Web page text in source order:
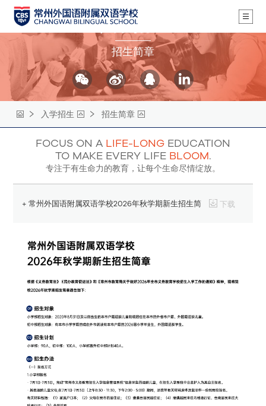
入学招生
招生简章
入学招生 招生简章
FOCUS ON A LIFE-LONG EDUCATION
TO MAKE EVERY LIFE BLOOM.
专注于有生命力的教育，让每个生命尽情绽放。
下载
+ 常州外国语附属双语学校2026年秋学期新生招生简
章